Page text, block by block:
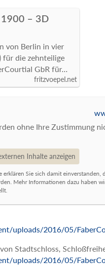
– 3D
von Berlin in vier
für die zehnteilige
GbR für…
fritzvoepel.net
ohne Ihre Zustimmung
Inhalte anzeigen
Sie sich damit einverstanden,
Mehr Informationen dazu haben
uploads/2016/05/
Stadtschloss,
uploads/2016/05/